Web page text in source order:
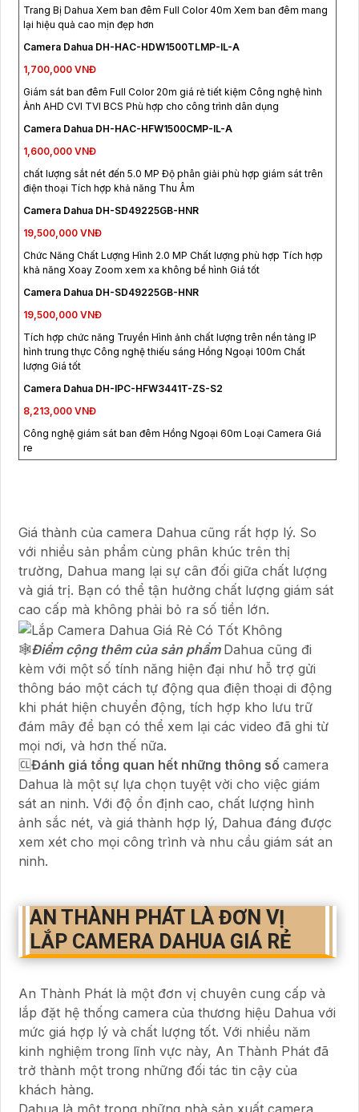
Trang Bị Dahua Xem ban đêm Full Color 40m Xem ban đêm mang
lại hiệu quả cao mịn đẹp hơn
Camera Dahua DH-HAC-HDW1500TLMP-IL-A
1,700,000 VNĐ
Giám sát ban đêm Full Color 20m giá rẻ tiết kiệm Công nghệ hình
Ảnh AHD CVI TVI BCS Phù hợp cho công trình dân dụng
Camera Dahua DH-HAC-HFW1500CMP-IL-A
1,600,000 VNĐ
chất lượng sắt nét đến 5.0 MP Độ phân giải phù hợp giám sát trên
điện thoại Tích hợp khả năng Thu Âm
Camera Dahua DH-SD49225GB-HNR
19,500,000 VNĐ
Chức Năng Chất Lượng Hình 2.0 MP Chất lượng phù hợp Tích hợp
khả năng Xoay Zoom xem xa không bể hình Giá tốt
Camera Dahua DH-SD49225GB-HNR
19,500,000 VNĐ
Tích hợp chức năng Truyền Hình ảnh chất lượng trên nền tảng IP
hình trung thực Công nghệ thiếu sáng Hồng Ngoại 100m Chất
lượng Giá tốt
Camera Dahua DH-IPC-HFW3441T-ZS-S2
8,213,000 VNĐ
Công nghệ giám sát ban đêm Hồng Ngoại 60m Loại Camera Giá
re
Giá thành của camera Dahua cũng rất hợp lý. So
với nhiều sản phẩm cùng phân khúc trên thị
trường, Dahua mang lại sự cân đối giữa chất lượng
và giá trị. Bạn có thể tận hưởng chất lượng giám sát
cao cấp mà không phải bỏ ra số tiền lớn.
🕸️Điểm cộng thêm của sản phẩm Dahua cũng đi
kèm với một số tính năng hiện đại như hỗ trợ gửi
thông báo một cách tự động qua điện thoại di động
khi phát hiện chuyển động, tích hợp kho lưu trữ
đám mây để bạn có thể xem lại các video đã ghi từ
mọi nơi, và hơn thế nữa.
🆑Đánh giá tổng quan hết những thông số camera
Dahua là một sự lựa chọn tuyệt vời cho việc giám
sát an ninh. Với độ ổn định cao, chất lượng hình
ảnh sắc nét, và giá thành hợp lý, Dahua đáng được
xem xét cho mọi công trình và nhu cầu giám sát an
ninh.
AN THÀNH PHÁT LÀ ĐƠN VỊ
LẮP CAMERA DAHUA GIÁ RẺ
An Thành Phát là một đơn vị chuyên cung cấp và
lắp đặt hệ thống camera của thương hiệu Dahua với
mức giá hợp lý và chất lượng tốt. Với nhiều năm
kinh nghiệm trong lĩnh vực này, An Thành Phát đã
trở thành một trong những đối tác tin cậy của
khách hàng.
Dahua là một trong những nhà sản xuất camera